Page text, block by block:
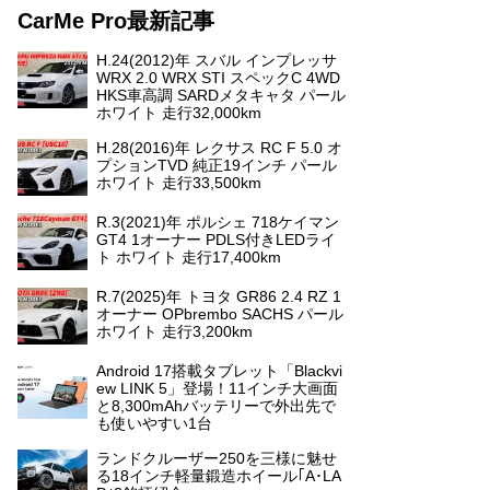
CarMe Pro最新記事
H.24(2012)年 スバル インプレッサ
WRX 2.0 WRX STI スペックC 4WD
HKS車高調 SARDメタキャタ パール
ホワイト 走行32,000km
H.28(2016)年 レクサス RC F 5.0 オ
プションTVD 純正19インチ パール
ホワイト 走行33,500km
R.3(2021)年 ポルシェ 718ケイマン
GT4 1オーナー PDLS付きLEDライ
ト ホワイト 走行17,400km
R.7(2025)年 トヨタ GR86 2.4 RZ 1
オーナー OPbrembo SACHS パール
ホワイト 走行3,200km
Android 17搭載タブレット「Blackvi
ew LINK 5」登場！11インチ大画面
と8,300mAhバッテリーで外出先で
も使いやすい1台
ランドクルーザー250を三様に魅せ
る18インチ軽量鍛造ホイール｢A･LA